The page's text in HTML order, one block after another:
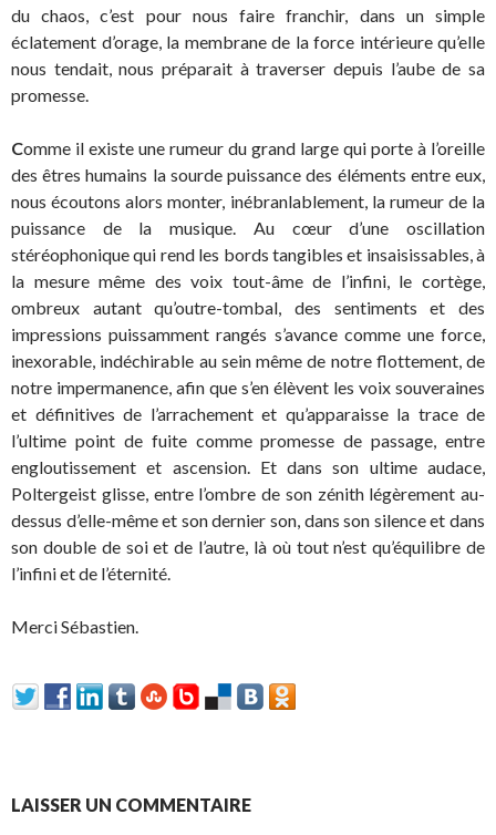
du chaos, c’est pour nous faire franchir, dans un simple
éclatement d’orage, la membrane de la force intérieure qu’elle
nous tendait, nous préparait à traverser depuis l’aube de sa
promesse.
Comme il existe une rumeur du grand large qui porte à l’oreille
des êtres humains la sourde puissance des éléments entre eux,
nous écoutons alors monter, inébranlablement, la rumeur de la
puissance de la musique. Au cœur d’une oscillation
stéréophonique qui rend les bords tangibles et insaisissables, à
la mesure même des voix tout-âme de l’infini, le cortège,
ombreux autant qu’outre-tombal, des sentiments et des
impressions puissamment rangés s’avance comme une force,
inexorable, indéchirable au sein même de notre flottement, de
notre impermanence, afin que s’en élèvent les voix souveraines
et définitives de l’arrachement et qu’apparaisse la trace de
l’ultime point de fuite comme promesse de passage, entre
engloutissement et ascension. Et dans son ultime audace,
Poltergeist glisse, entre l’ombre de son zénith légèrement au-
dessus d’elle-même et son dernier son, dans son silence et dans
son double de soi et de l’autre, là où tout n’est qu’équilibre de
l’infini et de l’éternité.
Merci Sébastien.
LAISSER UN COMMENTAIRE